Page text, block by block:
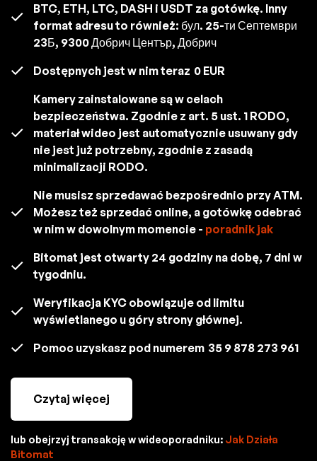
BTC, ETH, LTC, DASH i USDT za gotówkę. Inny
format adresu to również: бул. 25-ти Септември
23Б, 9300 Добрич Център, Добрич
Dostępnych jest w nim teraz 0 EUR
Kamery zainstalowane są w celach
bezpieczeństwa. Zgodnie z art. 5 ust. 1 RODO,
materiał wideo jest automatycznie usuwany gdy
nie jest już potrzebny, zgodnie z zasadą
minimalizacji RODO.
Nie musisz sprzedawać bezpośrednio przy ATM.
Możesz też sprzedać online, a gotówkę odebrać
w nim w dowolnym momencie - poradnik jak
Bitomat jest otwarty 24 godziny na dobę, 7 dni w
tygodniu.
Weryfikacja KYC obowiązuje od limitu
wyświetlanego u góry strony głównej.
Pomoc uzyskasz pod numerem 35 9 878 273 961
Czytaj więcej
lub obejrzyj transakcję w wideoporadniku: Jak Działa
Bitomat